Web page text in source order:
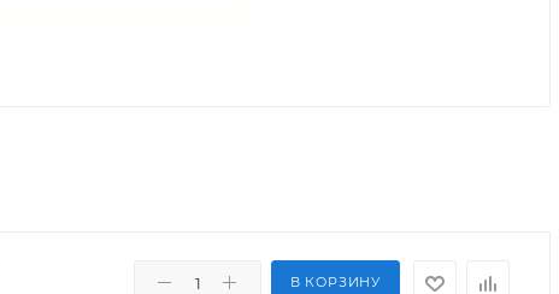
В КОРЗИНУ